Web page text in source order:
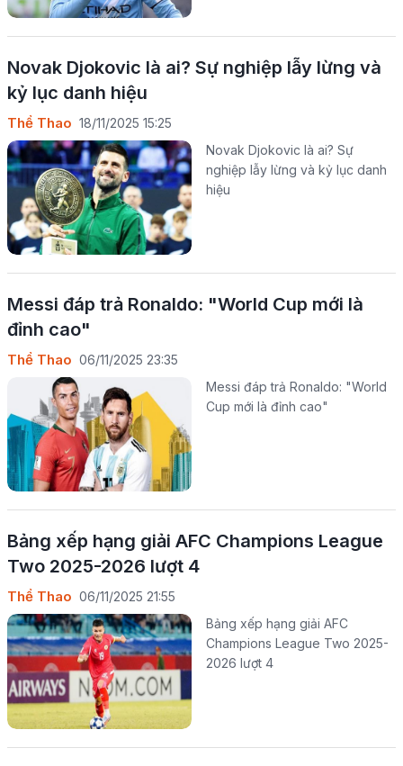
Novak Djokovic là ai? Sự nghiệp lẫy lừng và
kỷ lục danh hiệu
Thể Thao 18/11/2025 15:25
Novak Djokovic là ai? Sự
nghiệp lẫy lừng và kỷ lục danh
hiệu
Messi đáp trả Ronaldo: "World Cup mới là
đỉnh cao"
Thể Thao 06/11/2025 23:35
Messi đáp trả Ronaldo: "World
Cup mới là đỉnh cao"
Bảng xếp hạng giải AFC Champions League
Two 2025-2026 lượt 4
Thể Thao 06/11/2025 21:55
Bảng xếp hạng giải AFC
Champions League Two 2025-
2026 lượt 4